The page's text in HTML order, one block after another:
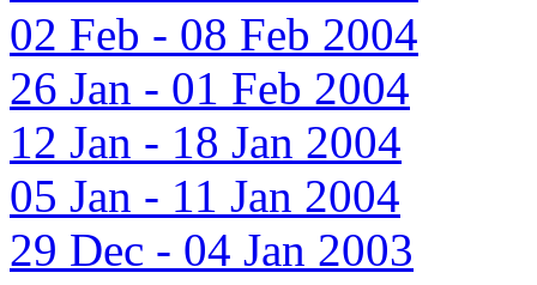
02 Feb - 08 Feb 2004
26 Jan - 01 Feb 2004
12 Jan - 18 Jan 2004
05 Jan - 11 Jan 2004
29 Dec - 04 Jan 2003